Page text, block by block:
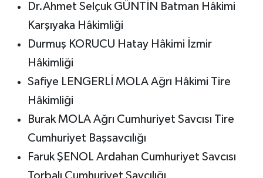
Dr.Ahmet Selçuk GÜNTİN Batman Hâkimi
Karşıyaka Hâkimliği
Durmuş KORUCU Hatay Hâkimi İzmir
Hâkimliği
Safiye LENGERLİ MOLA Ağrı Hâkimi Tire
Hâkimliği
Burak MOLA Ağrı Cumhuriyet Savcısı Tire
Cumhuriyet Başsavcılığı
Faruk ŞENOL Ardahan Cumhuriyet Savcısı